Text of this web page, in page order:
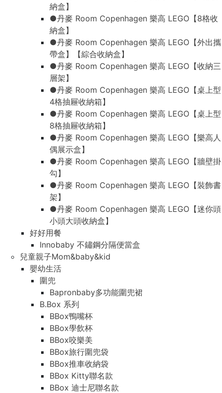
納盒】
●丹麥 Room Copenhagen 樂高 LEGO【8格收
納盒】
●丹麥 Room Copenhagen 樂高 LEGO【外出攜
帶盒】【綜合收納盒】
●丹麥 Room Copenhagen 樂高 LEGO【收納三
層架】
●丹麥 Room Copenhagen 樂高 LEGO【桌上型
4格抽屜收納箱】
●丹麥 Room Copenhagen 樂高 LEGO【桌上型
8格抽屜收納箱】
●丹麥 Room Copenhagen 樂高 LEGO【樂高人
偶展示盒】
●丹麥 Room Copenhagen 樂高 LEGO【牆壁掛
勾】
●丹麥 Room Copenhagen 樂高 LEGO【裝飾書
架】
●丹麥 Room Copenhagen 樂高 LEGO【迷你頭
小頭大頭收納盒】
好好用餐
Innobaby 不鏽鋼分隔便當盒
兒童親子Mom&baby&kid
嬰幼生活
圍兜
Bapronbaby多功能圍兜裙
B.Box 系列
BBox鴨嘴杯
BBox學飲杯
BBox咬樂美
BBox旅行圍兜袋
BBox推車收納袋
BBox Kitty聯名款
BBox 迪士尼聯名款